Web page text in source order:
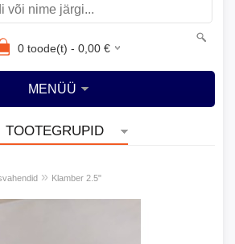
0toode(t) - 0,00€
MENÜÜ
TOOTEGRUPID
» Klamber 2.5"